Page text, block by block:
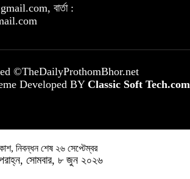
বার্তা :
©TheDailyProthomBhor.net
Developed BY Classic Soft Tech.com
নিবন্ধন শেষ ২৬ সেপ্টেম্বর
সোমবার, ৮ জুন ২০২৬